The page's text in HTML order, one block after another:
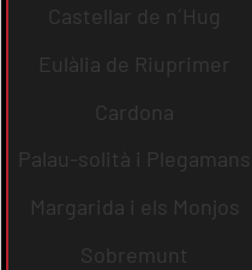
Castellar de n´Hug
Eulàlia de Riuprimer
Cardona
Palau-solità i Plegamans
Margarida i els Monjos
Sobremunt